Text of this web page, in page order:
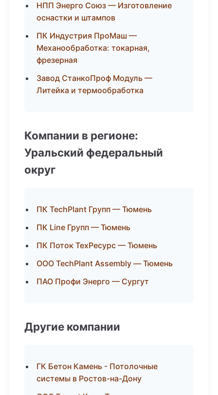
НПП Энерго Союз — Изготовление
оснастки и штампов
ПК Индустрия ПроМаш —
Механообработка: токарная,
фрезерная
Завод СтанкоПроф Модуль —
Литейка и термообработка
Компании в регионе:
Уральский федеральный
округ
ПК TechPlant Групп — Тюмень
ПК Line Групп — Тюмень
ПК Поток ТехРесурс — Тюмень
ООО TechPlant Assembly — Тюмень
ПАО Профи Энерго — Сургут
Другие компании
ГК Бетон Камень - Потолочные
системы в Ростов-на-Дону